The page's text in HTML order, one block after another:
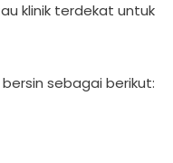
klinik terdekat untuk
sebagai berikut: